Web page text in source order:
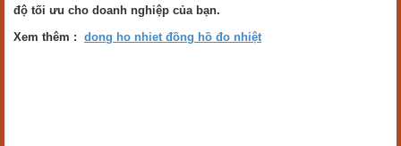
độ tối ưu cho doanh nghiệp của bạn.
Xem thêm : dong ho nhiet đồng hồ đo nhiệt